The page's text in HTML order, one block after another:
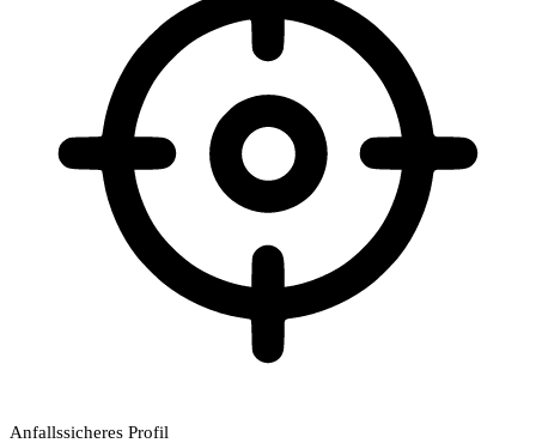
Anfallssicheres Profil